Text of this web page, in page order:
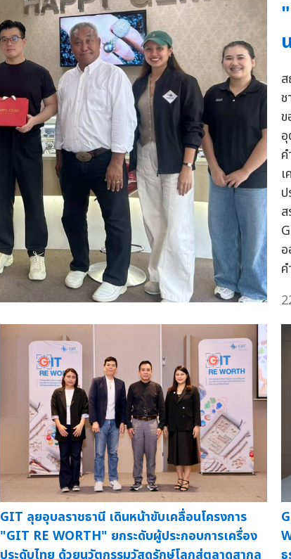
GIT ลุยอุบลราชธานี เดินหน้าขับเคลื่อนโครงการ
"GIT RE WORTH" ยกระดับผู้ประกอบการเครื่อง
ประดับไทย ด้วยนวัตกรรมวัสดุรักษ์โลกสู่ตลาดสากล